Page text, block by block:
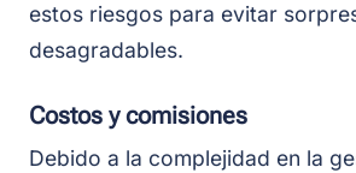
estos riesgos para evitar
desagradables.
Costos y comisiones
Debido a la complejidad en la